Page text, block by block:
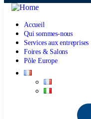
Accueil
Qui sommes-nous
Services aux entreprises
Foires & Salons
Pôle Europe